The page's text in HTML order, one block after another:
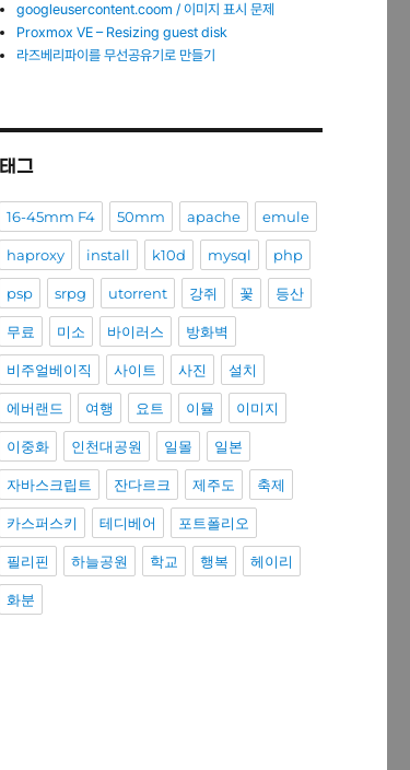
googleusercontent.coom / 이미지 표시 문제
Proxmox VE – Resizing guest disk
라즈베리파이를 무선공유기로 만들기
태그
16-45mm F4 50mm apache emule
haproxy install k10d mysql php
psp srpg utorrent 강쥐 꽃 등산
무료 미소 바이러스 방화벽
비주얼베이직 사이트 사진 설치
에버랜드 여행 요트 이뮬 이미지
이중화 인천대공원 일몰 일본
자바스크립트 잔다르크 제주도 축제
카스퍼스키 테디베어 포트폴리오
필리핀 하늘공원 학교 행복 헤이리
화분